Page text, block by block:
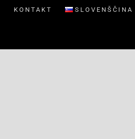
KONTAKT SLOVENŠČINA